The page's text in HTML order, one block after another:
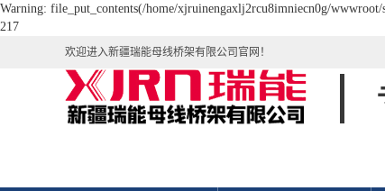
Warning: file_put_contents(/home/xjruinengaxlj2rcu8imniecn0g/
217
欢迎进入新疆瑞能母线桥架有限公司官网！